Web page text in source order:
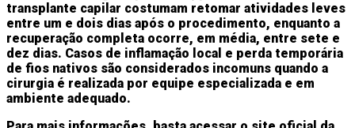
transplante capilar costumam retomar atividades leves
entre um e dois dias após o procedimento, enquanto a
recuperação completa ocorre, em média, entre sete e
dez dias. Casos de inflamação local e perda temporária
de fios nativos são considerados incomuns quando a
cirurgia é realizada por equipe especializada e em
ambiente adequado.